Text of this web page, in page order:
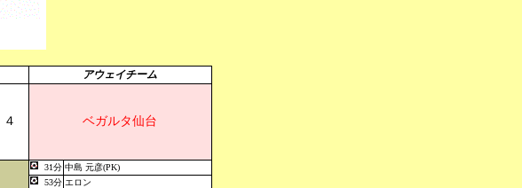
アウェイチーム
４ ベガルタ仙台
31分 中島 元彦(PK)
53分 エロン